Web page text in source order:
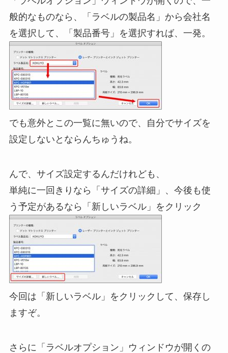
般的なものなら、「ラベルの製品名」から会社名
を選択して、「製品番号」を選択すれば、一発。
でも意外とこの一覧に無いので、自分でサイズを
設定しないとならんちゅうね。
んで、サイズ設定するんだけれども、
単純に一回きりなら「サイズの詳細」、今後も使
う予定があるなら「新しいラベル」をクリック
今回は「新しいラベル」をクリックして、保存し
ますぞ。
さらに「ラベルオプション」ウィンドウが開くの